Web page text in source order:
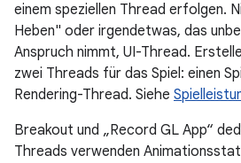
einem speziellen Thread erfolgen.
Heben" oder irgendetwas, das
Anspruch nimmt, UI-Thread.
zwei Threads für das Spiel: einen
Rendering-Thread. Siehe
Breakout und „Record GL App“
Threads verwenden